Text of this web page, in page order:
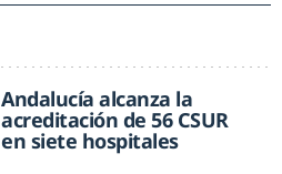
Andalucía alcanza la
acreditación de 56 CSUR
en siete hospitales